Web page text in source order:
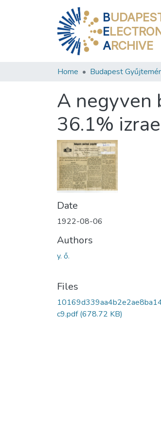
B
E
ARCHIVE
Home Budapest
A negyven
36.1%
Date
1922-08-06
Authors
y. ő.
Files
c9.pdf(678.72 KB)